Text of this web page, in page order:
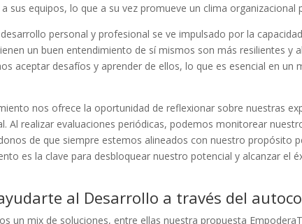
sus equipos, lo que a su vez promueve un clima organizacional
personal y profesional se ve impulsado por la
un buen entendimiento de sí mismos son más resilientes y
aceptar desafíos y aprender de ellos, lo que es esencial en un
nos ofrece la oportunidad de reflexionar sobre nuestras
Al realizar evaluaciones periódicas, podemos monitorear
de que siempre estemos alineados con nuestro propósito
es la clave para desbloquear nuestro potencial y alcanzar el
al Desarrollo a través del
un mix de soluciones, entre ellas nuestra propuesta